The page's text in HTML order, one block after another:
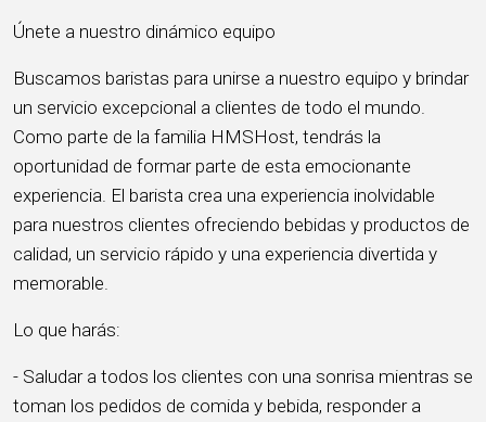
Únete a nuestro dinámico equipo
Buscamos baristas para unirse a nuestro equipo y brindar
un servicio excepcional a clientes de todo el mundo.
Como parte de la familia HMSHost, tendrás la
oportunidad de formar parte de esta emocionante
experiencia. El barista crea una experiencia inolvidable
para nuestros clientes ofreciendo bebidas y productos de
calidad, un servicio rápido y una experiencia divertida y
memorable.
Lo que harás:
- Saludar a todos los clientes con una sonrisa mientras se
toman los pedidos de comida y bebida, responder a